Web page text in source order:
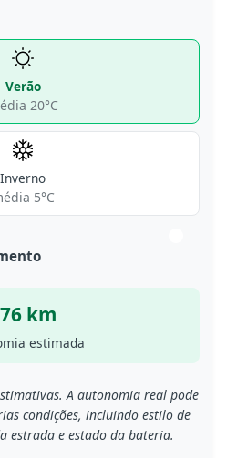
Verão
20°C
Inverno
5°C
km
estimada
A autonomia real pode
condições, incluindo estilo de
estrada e estado da bateria.